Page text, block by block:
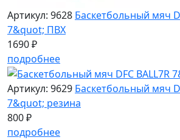
Артикул: 9628 Баскетбольный мяч
7&quot; ПВХ
1690 ₽
подробнее
Артикул: 9629 Баскетбольный мяч
7&quot; резина
800 ₽
подробнее